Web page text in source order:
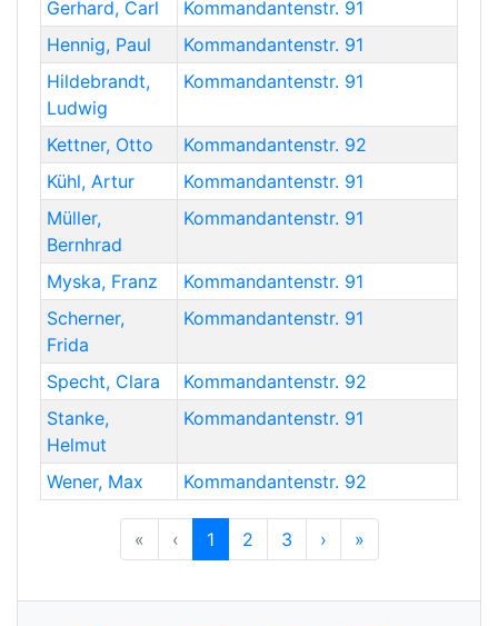
Gerhard, Carl
Kommandantenstr. 91
Hennig, Paul
Kommandantenstr. 91
Hildebrandt,
Ludwig
Kommandantenstr. 91
Kettner, Otto
Kommandantenstr. 92
Kühl, Artur
Kommandantenstr. 91
Müller,
Bernhrad
Kommandantenstr. 91
Myska, Franz
Kommandantenstr. 91
Scherner,
Frida
Kommandantenstr. 91
Specht, Clara
Kommandantenstr. 92
Stanke,
Helmut
Kommandantenstr. 91
Wener, Max Kommandantenstr. 92
« Previous
‹Previous
1 2 3 ›Next
»Previous